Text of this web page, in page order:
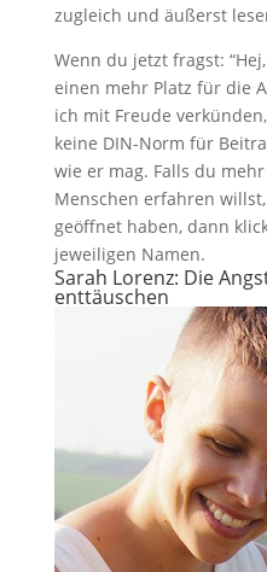
zugleich und äußerst
Wenn du jetzt fragst:
einen mehr Platz für die
ich mit Freude
keine DIN-Norm für
wie er mag. Falls du
Menschen erfahren
geöffnet haben, dann
jeweiligen Namen.
Sarah Lorenz: Die
enttäuschen